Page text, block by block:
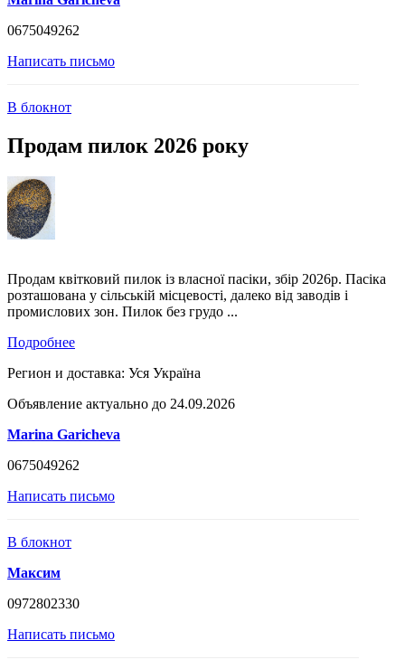
0675049262
Написать письмо
В блокнот
Продам пилок 2026 року
Продам квітковий пилок із власної пасіки, збір 2026р. Пасіка
розташована у сільській місцевості, далеко від заводів і
промислових зон. Пилок без грудо ...
Подробнее
Регион и доставка: Уся Україна
Объявление актуально до 24.09.2026
Marina Garicheva
0675049262
Написать письмо
В блокнот
Максим
0972802330
Написать письмо